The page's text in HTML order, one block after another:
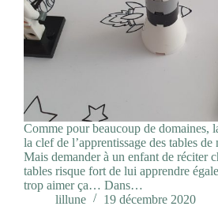
Comme pour beaucoup de domaines,
la clef de l’apprentissage des tables
Mais demander à un enfant de réciter
tables risque fort de lui apprendre
trop aimer ça… Dans…
lillune
19 décembre 2020